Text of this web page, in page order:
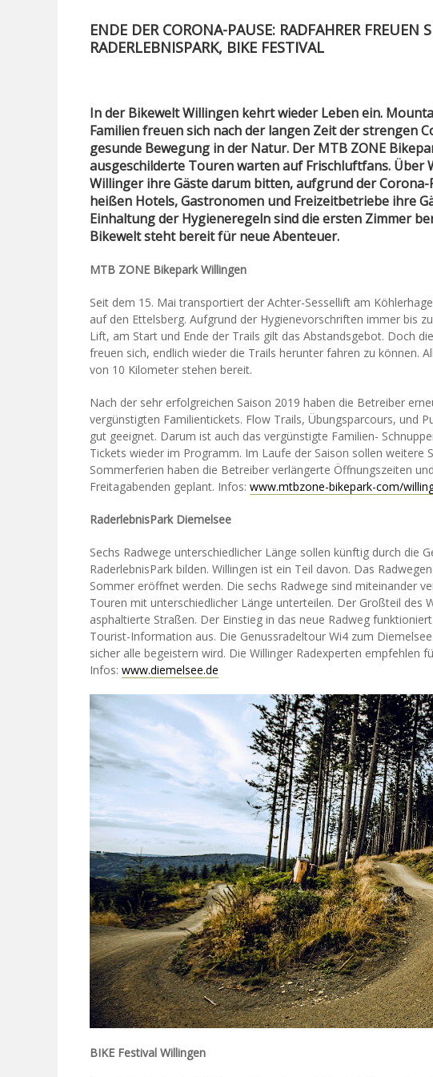
ENDE DER CORONA-PAUSE: RADFAHRER FREUEN
RADERLEBNISPARK, BIKE FESTIVAL
In der Bikewelt Willingen kehrt wieder Leben ein.
Familien freuen sich nach der langen Zeit der strengen
gesunde Bewegung in der Natur. Der MTB ZONE
ausgeschilderte Touren warten auf Frischluftfans. Über
Willinger ihre Gäste darum bitten, aufgrund der Corona-
heißen Hotels, Gastronomen und Freizeitbetriebe ihre
Einhaltung der Hygieneregeln sind die ersten Zimmer
Bikewelt steht bereit für neue Abenteuer.
MTB ZONE Bikepark Willingen
Seit dem 15. Mai transportiert der Achter-Sessellift am
auf den Ettelsberg. Aufgrund der Hygienevorschriften immer bis
Lift, am Start und Ende der Trails gilt das Abstandsgebot. Doch
freuen sich, endlich wieder die Trails herunter fahren zu können.
von 10 Kilometer stehen bereit.
Nach der sehr erfolgreichen Saison 2019 haben die Betreiber
vergünstigten Familientickets. Flow Trails, Übungsparcours, und
gut geeignet. Darum ist auch das vergünstigte Familien-
Tickets wieder im Programm. Im Laufe der Saison sollen weitere
Sommerferien haben die Betreiber verlängerte Öffnungszeiten
Freitagabenden geplant. Infos: www.mtbzone-bikepark-com/
RaderlebnisPark Diemelsee
Sechs Radwege unterschiedlicher Länge sollen künftig durch die
RaderlebnisPark bilden. Willingen ist ein Teil davon. Das
Sommer eröffnet werden. Die sechs Radwege sind miteinander
Touren mit unterschiedlicher Länge unterteilen. Der Großteil des
asphaltierte Straßen. Der Einstieg in das neue Radweg
Tourist-Information aus. Die Genussradeltour Wi4 zum
sicher alle begeistern wird. Die Willinger Radexperten empfehlen
Infos: www.diemelsee.de
BIKE Festival Willingen